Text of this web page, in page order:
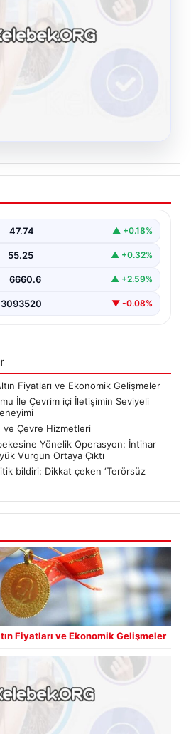
platformu İle Çevrim içi
Adresi Ve Muhabbet
seviyeli bir şekilde irtibat
47.74 ▲ +0.18%
55.25 ▲ +0.32%
6660.6 ▲ +2.59%
3093520 ▼ -0.08%
Fiyatları ve Ekonomik Gelişmeler
İle Çevrim içi İletişimin Seviyeli
ve Çevre Hizmetleri
Yönelik Operasyon: İntihar
Vurgun Ortaya Çıktı
bildiri: Dikkat çeken ‘Terörsüz
Fiyatları ve Ekonomik Gelişmeler